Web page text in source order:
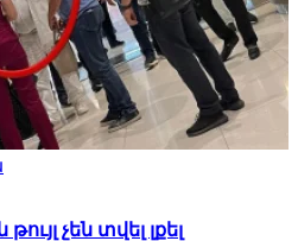
չեն տվել լքել